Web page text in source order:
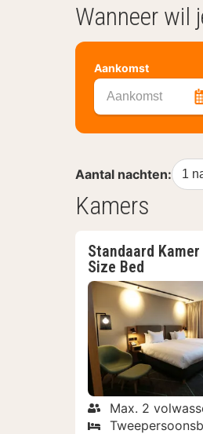
Wanneer wil
Aankomst
Aankomst
Aantal nachten: 1
Kamers
Standaard
Size Bed
Max. 2